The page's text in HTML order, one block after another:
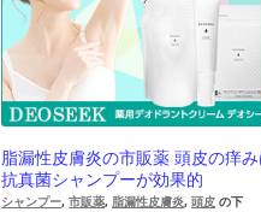
脂漏性皮膚炎の市販薬 頭皮の痒
抗真菌シャンプーが効果的
シャンプー,市販薬, 脂漏性皮膚炎,頭皮 の下